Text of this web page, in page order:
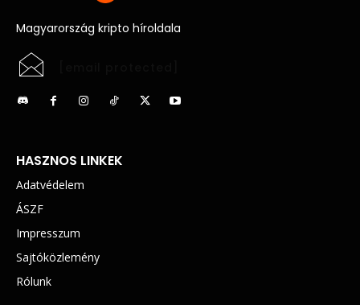
Magyarország kripto híroldala
HASZNOS LINKEK
Adatvédelem
ÁSZF
Impresszum
Sajtóközlemény
Rólunk